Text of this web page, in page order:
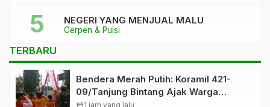
Cerpen & Puisi
NEGERI YANG MENJUAL MALU
TERBARU
Bendera Merah Putih: Koramil 421-
09/Tanjung Bintang Ajak Warga
Kibarkan Bendera, Kobarkan
1 jam yang lalu